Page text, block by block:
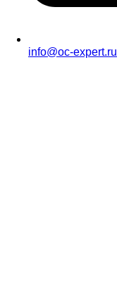
info@oc-expert.ru